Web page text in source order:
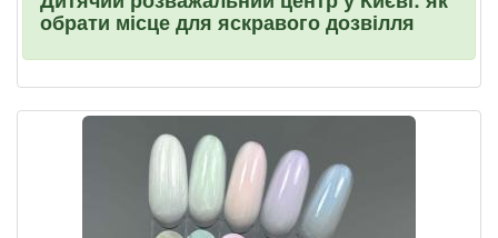
обрати місце для яскравого дозвілля